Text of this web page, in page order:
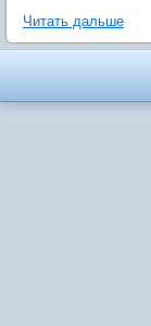
Читать дальше